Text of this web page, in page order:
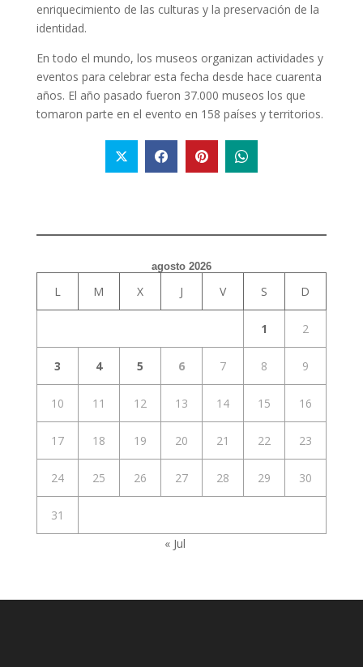
enriquecimiento de las culturas y la preservación de la
identidad.
En todo el mundo, los museos organizan actividades y
eventos para celebrar esta fecha desde hace cuarenta
años. El año pasado fueron 37.000 museos los que
tomaron parte en el evento en 158 países y territorios.
agosto 2026
L M X J V S D
1 2
3 4 5 6 7 8 9
10 11 12 13 14 15 16
17 18 19 20 21 22 23
24 25 26 27 28 29 30
31
« Jul